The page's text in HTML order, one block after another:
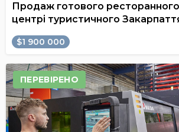
Продаж готового ресторанного
центрі туристичного
$1 900 000
ПЕРЕВІРЕНО